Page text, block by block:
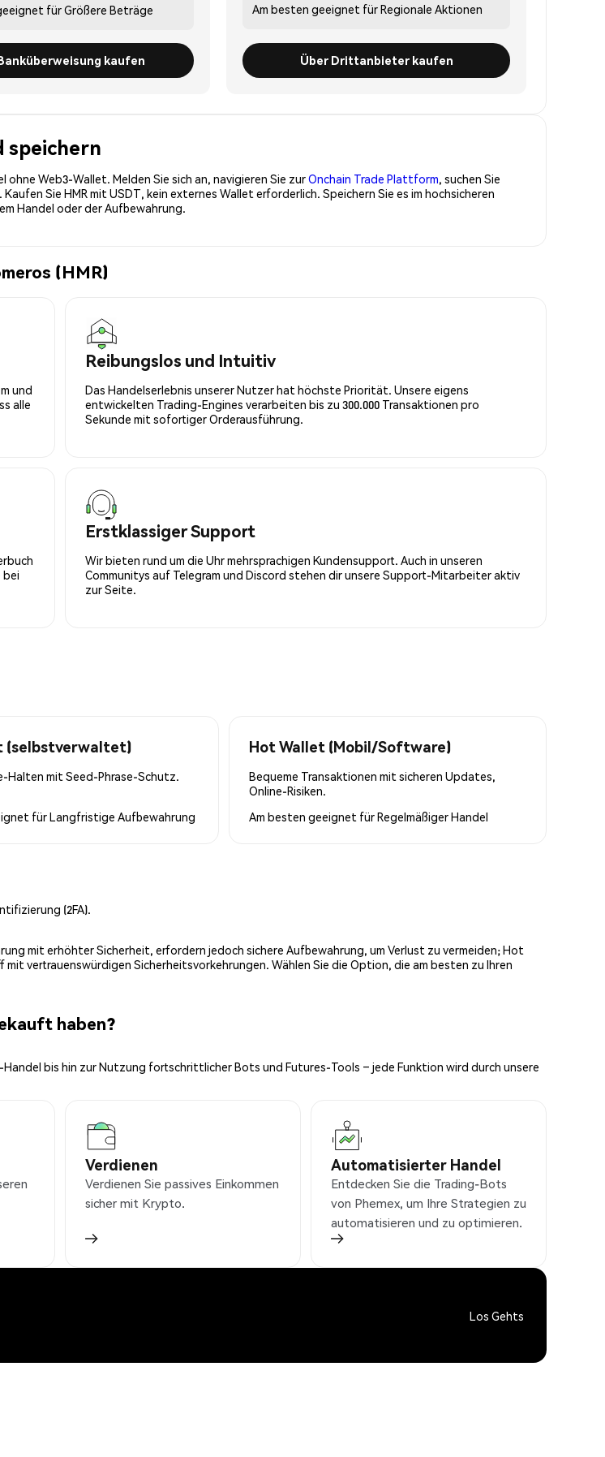
fürGrößere Beträge
kaufen
Am besten geeignet fürRegionale Aktionen
Über Drittanbieter kaufen
speichern
Web3-Wallet. Melden Sie sich an, navigieren Sie zurOnchain Trade Plattform, suchen Sie
Sie HMR mit USDT, kein externes Wallet erforderlich. Speichern Sie es im hochsicheren
Handel oder der Aufbewahrung.
(HMR)
und
alle
Reibungslos und Intuitiv
Das Handelserlebnis unserer Nutzer hat höchste Priorität. Unsere eigens
entwickelten Trading-Engines verarbeiten bis zu 300.000 Transaktionen pro
Sekunde mit sofortiger Orderausführung.
bei
Erstklassiger Support
Wir bieten rund um die Uhr mehrsprachigen Kundensupport. Auch in unseren
Communitys auf Telegram und Discord stehen dir unsere Support-Mitarbeiter aktiv
zur Seite.
(selbstverwaltet)
Halten mit Seed-Phrase-Schutz.
fürLangfristige Aufbewahrung
Hot Wallet (Mobil/Software)
Bequeme Transaktionen mit sicheren Updates,
Online-Risiken.
Am besten geeignet fürRegelmäßiger Handel
(2FA).
mit erhöhter Sicherheit, erfordern jedoch sichere Aufbewahrung, um Verlust zu vermeiden; Hot
vertrauenswürdigen Sicherheitsvorkehrungen. Wählen Sie die Option, die am besten zu Ihren
haben?
bis hin zur Nutzung fortschrittlicher Bots und Futures-Tools – jede Funktion wird durch unsere
Verdienen
Verdienen Sie passives Einkommen
sicher mit Krypto.
Automatisierter Handel
Entdecken Sie die Trading-Bots
von Phemex, um Ihre Strategien zu
automatisieren und zu optimieren.
Los Gehts